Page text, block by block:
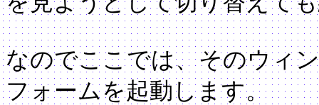
なのでここでは、そのウィ
フォームを起動します。